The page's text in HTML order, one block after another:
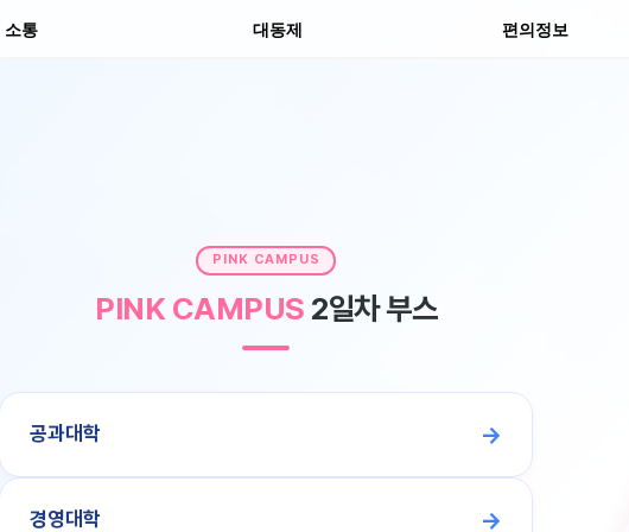
소통 대동제 편의정보
분실물 센터
PINK CAMPUS
PINK CAMPUS 2일차 부스
공과대학
경영대학